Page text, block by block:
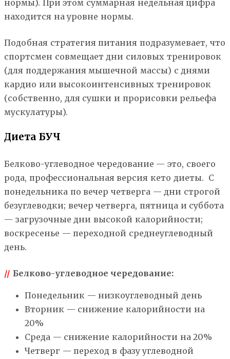
нормы). При этом суммарная недельная цифра
находится на уровне нормы.
Подобная стратегия питания подразумевает, что
спортсмен совмещает дни силовых тренировок
(для поддержания мышечной массы) с днями
кардио или высокоинтенсивных тренировок
(собственно, для сушки и прорисовки рельефа
мускулатуры).
Диета БУЧ
Белково-углеводное чередование — это, своего
рода, профессиональная версия кето диеты. С
понедельника по вечер четверга — дни строгой
безуглеводки; вечер четверга, пятница и суббота
— загрузочные дни высокой калорийности;
воскресенье — переходной среднеуглеводный
день.
// Белково-углеводное чередование:
Понедельник — низкоуглеводный день
Вторник — снижение калорийности на
20%
Среда — снижение калорийности на 20%
Четверг — переход в фазу углеводной